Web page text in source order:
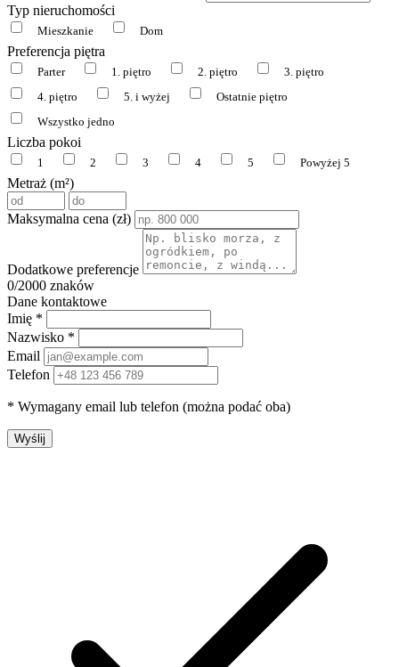
Typ nieruchomości
Mieszkanie Dom
Preferencja piętra
Parter 1. piętro 2. piętro
3. piętro
4. piętro
5. i wyżej
Ostatnie piętro
Wszystko jedno
Liczba pokoi
1 2 3 4 5 Powyżej 5
Metraż (m²)
Maksymalna cena (zł)
Dodatkowe preferencje
0/2000 znaków
Dane kontaktowe
Imię *
Nazwisko *
Email
Telefon
* Wymagany email lub telefon (można podać oba)
Wyślij